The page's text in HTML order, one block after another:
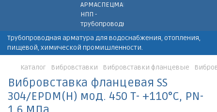
Трубопроводная арматура для водоснабжения, отопления,
пищевой, химической промишленности.
Каталог Вибровставки Вибровставки фланцевые
Вибровставка фланцевая SS
304/EPDM(H) мод. 450 Т- +110°С, PN-